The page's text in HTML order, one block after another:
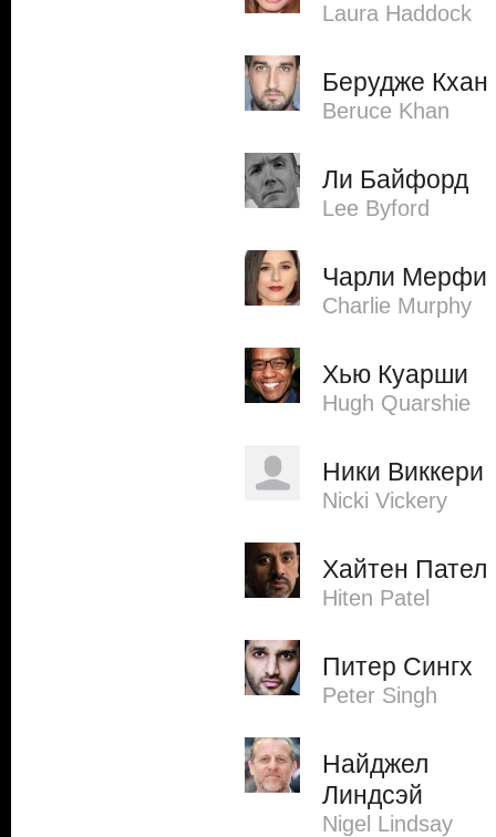
Laura Haddock
Берудже Кхан
Beruce Khan
Ли Байфорд
Lee Byford
Чарли Мерфи
Charlie Murphy
Хью Куарши
Hugh Quarshie
Ники Виккери
Nicki Vickery
Хайтен Пател
Hiten Patel
Питер Сингх
Peter Singh
Найджел
Линдсэй
Nigel Lindsay